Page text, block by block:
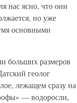
нас ясно, что они
но уже
основными
больших размеров
геолог
лежащем сразу на
— водоросли,